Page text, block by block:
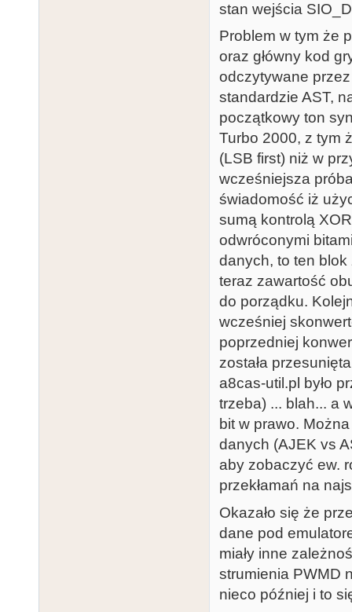
stan wejścia
Problem w tym że
oraz główny kod
odczytywane
standardzie AST,
początkowy ton
Turbo 2000, z tym
(LSB first) niż w
wcześniejsza
świadomość iż
sumą kontrolą
odwróconymi
danych, to ten blok
teraz zawartość
do porządku.
wcześniej
poprzedniej
została
a8cas-util.pl było
trzeba) ... blah... a
bit w prawo.
danych (AJEK vs
aby zobaczyć ew.
przekłamań na
Okazało się że
dane pod
miały inne
strumienia PWMD
nieco później i to